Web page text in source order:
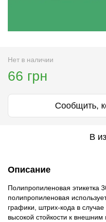
Нет в наличии
66 грн
Сообщить,
В
Описание
Полипропиленовая этикетка
полипропиленовая
графики, штрих-кода в
высокой стойкости к